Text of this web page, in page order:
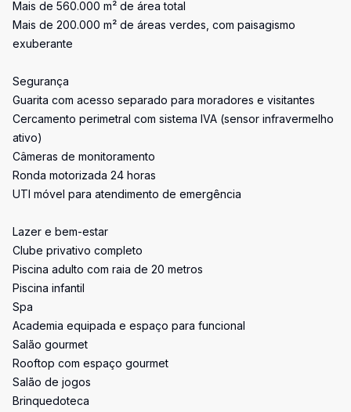
Mais de 560.000 m² de área total
Mais de 200.000 m² de áreas verdes, com paisagismo
exuberante
Segurança
Guarita com acesso separado para moradores e visitantes
Cercamento perimetral com sistema IVA (sensor infravermelho
ativo)
Câmeras de monitoramento
Ronda motorizada 24 horas
UTI móvel para atendimento de emergência
Lazer e bem-estar
Clube privativo completo
Piscina adulto com raia de 20 metros
Piscina infantil
Spa
Academia equipada e espaço para funcional
Salão gourmet
Rooftop com espaço gourmet
Salão de jogos
Brinquedoteca